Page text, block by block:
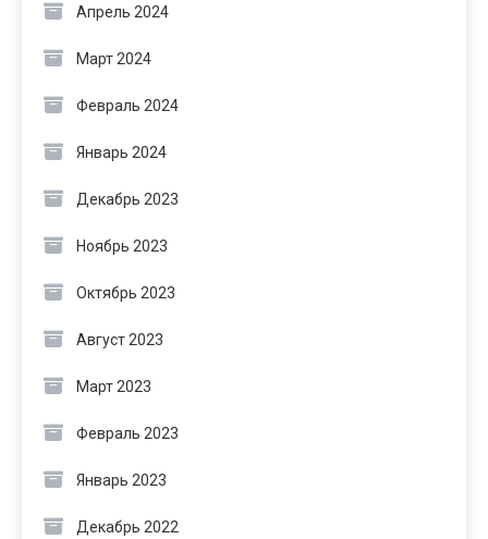
Апрель 2024
Март 2024
Февраль 2024
Январь 2024
Декабрь 2023
Ноябрь 2023
Октябрь 2023
Август 2023
Март 2023
Февраль 2023
Январь 2023
Декабрь 2022